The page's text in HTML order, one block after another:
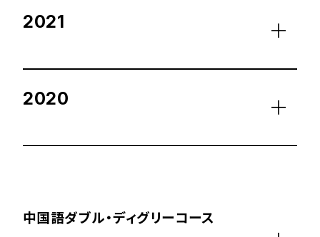
2021
2020
中国語ダブル・ディグリーコース